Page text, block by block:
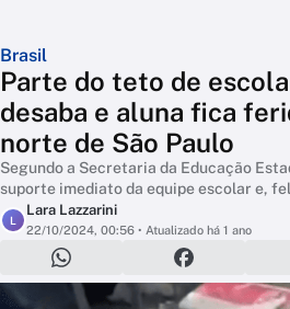
Brasil
Parte do teto de
desaba e aluna fica
norte de São Paulo
Segundo a Secretaria da Educação
suporte imediato da equipe escolar e,
L
Lara Lazzarini
22/10/2024, 00:56 • Atualizado há 1 ano